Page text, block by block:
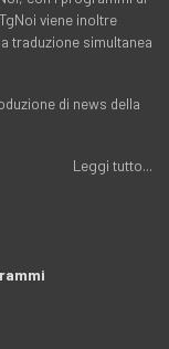
viene inoltre
traduzione simultanea
di news della
Leggi tutto...